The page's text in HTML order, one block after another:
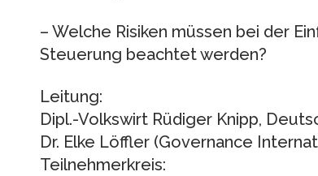
– Welche Risiken müssen bei der
Steuerung beachtet werden?
Leitung:
Dipl.-Volkswirt Rüdiger Knipp,
Dr. Elke Löffler (Governance
Teilnehmerkreis: